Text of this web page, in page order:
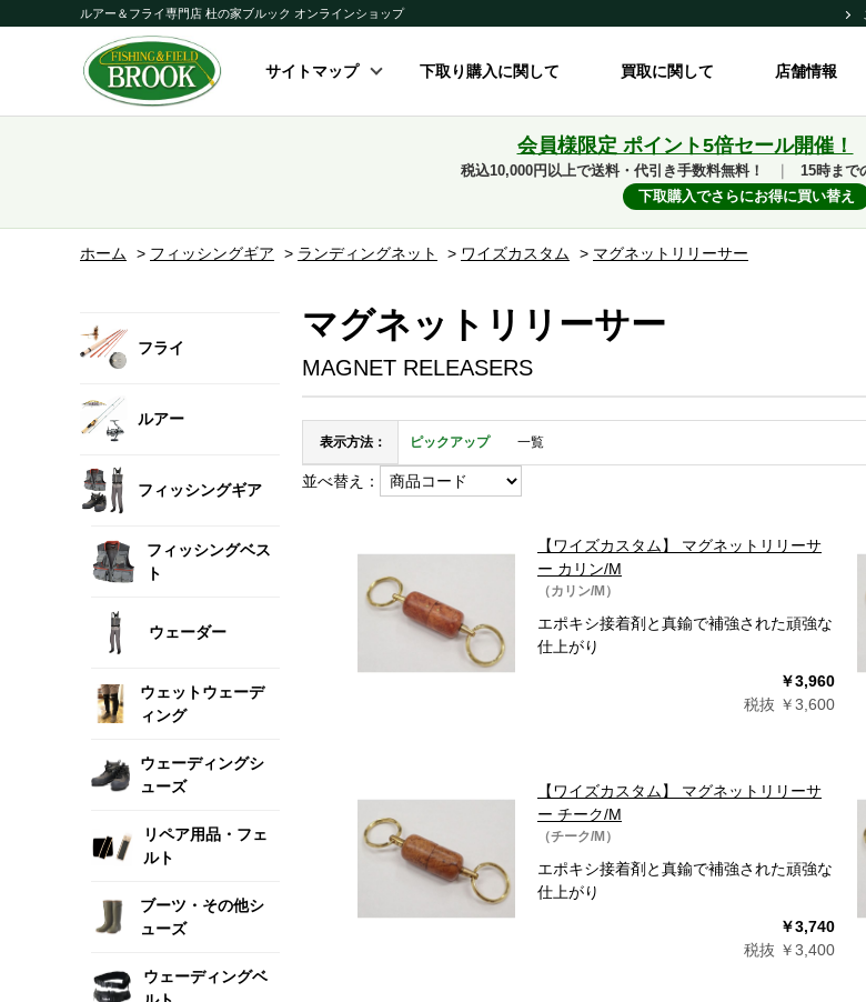
ルアー＆フライ専門店 杜の家ブルック オンラインショップ
サイトマップ 下取り購入に関して 買取に関して 店舗情報
会員様限定 ポイント5倍セール開催！
税込10,000円以上で送料・代引き手数料無料！
15時まで
下取購入でさらにお得に買い替え
ホーム > フィッシングギア > ランディングネット > ワイズカスタム > マグネットリリーサー
フライ
ルアー
フィッシングギア
フィッシングベス
ト
ウェーダー
ウェットウェーデ
ィング
ウェーディングシ
ューズ
リペア用品・フェ
ルト
ブーツ・その他シ
ューズ
ウェーディングベ
マグネットリリーサー
MAGNET RELEASERS
表示方法： ピックアップ 一覧
並べ替え：
【ワイズカスタム】 マグネットリリーサ
ー カリン/M
（カリン/M）
エポキシ接着剤と真鍮で補強された頑強な
仕上がり
￥3,960
税抜 ￥3,600
【ワイズカスタム】 マグネットリリーサ
ー チーク/M
（チーク/M）
エポキシ接着剤と真鍮で補強された頑強な
仕上がり
￥3,740
税抜 ￥3,400